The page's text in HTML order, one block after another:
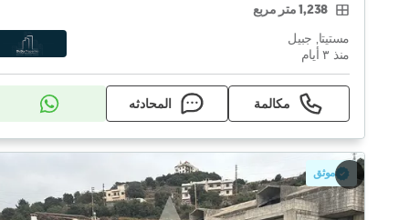
1,238 متر مربع
مستيتا, جبيل
منذ ٣ أيام
مكالمة المحادثه
موثق